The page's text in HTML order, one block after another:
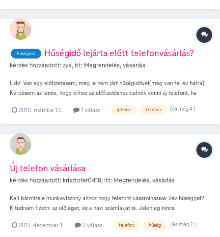
hűségidő Hűségidő lejárta előtt telefonvásárlás?
kérdés hozzáadott:zyx, itt: Megrendelés, vásárlás
Üdv! Van egy előfizetésem, még le nem járt hűségidővel(még van fél év hátra).
Kérdésem az lenne, hogy ehhez az előfizetéshez tudnék venni új telefont, ha
meg kell várjam a hűségidő lejártát ahhoz, hogy a jelenlegi előfizetésemhez
2018. március 13. 1 válasz iphone telefon (és még 4 )
Új telefon vásárlása
kérdés hozzáadott: krisztofer0418, itt: Megrendelés, vásárlás
Kell bármiféle munkaviszony ahhoz hogy telefont vásárolhassak 2év hűséggel?
Kitudnám fizetni az előleget, és a havi számlákat is. Jelenleg nincs
választ!
2017. december 1. 2 válasz telefon hűség (és még 2 )